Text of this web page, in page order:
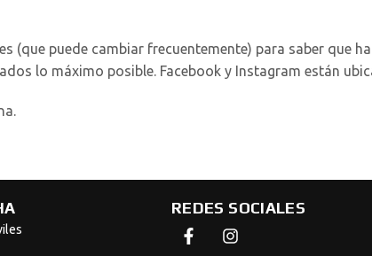
(que puede cambiar frecuentemente) para saber que
lo máximo posible. Facebook y Instagram están
REDES SOCIALES